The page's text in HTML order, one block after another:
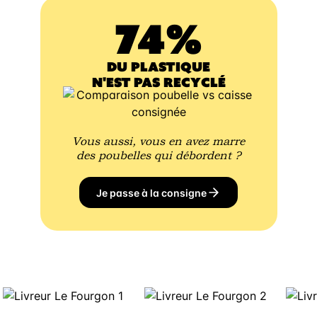
74%
DU PLASTIQUE
N'EST PAS RECYCLÉ
Vous aussi, vous en avez marre
des poubelles qui débordent ?
Je passe à la consigne